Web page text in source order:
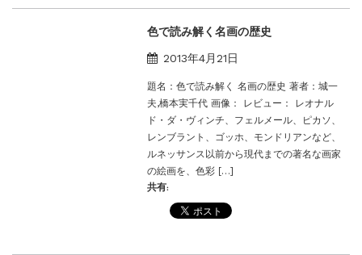
色で読み解く名画の歴史
2013年4月21日
題名：色で読み解く 名画の歴史 著者：城一
夫,橋本実千代 画像： レビュー： レオナル
ド・ダ・ヴィンチ、フェルメール、ピカソ、
レンブラント、ゴッホ、モンドリアンなど、
ルネッサンス以前から現代までの著名な画家
の絵画を、色彩 […]
共有: